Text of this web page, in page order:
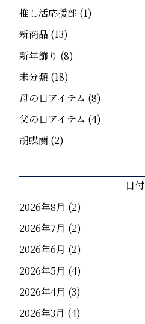
推し活応援部 (1)
新商品 (13)
新年飾り (8)
未分類 (18)
母の日アイテム (8)
父の日アイテム (4)
胡蝶蘭 (2)
日付
2026年8月 (2)
2026年7月 (2)
2026年6月 (2)
2026年5月 (4)
2026年4月 (3)
2026年3月 (4)